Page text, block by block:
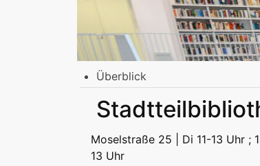
Überblick
Stadtbibliothek am Mailänder
Erwachsene Jugend | Freizeit
Erwachsene Jugend | Freizeit
Podcast
Moselstraße 25 | Di 11-13 Uhr ;
13 Uhr